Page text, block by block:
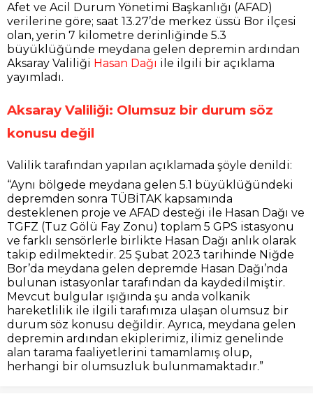
Afet ve Acil Durum Yönetimi Başkanlığı (AFAD)
verilerine göre; saat 13.27’de merkez üssü Bor ilçesi
olan, yerin 7 kilometre derinliğinde 5.3
büyüklüğünde meydana gelen depremin ardından
Aksaray Valiliği Hasan Dağı ile ilgili bir açıklama
yayımladı.
Aksaray Valiliği: Olumsuz bir durum söz
konusu değil
Valilik tarafından yapılan açıklamada şöyle denildi:
“Aynı bölgede meydana gelen 5.1 büyüklüğündeki
depremden sonra TÜBİTAK kapsamında
desteklenen proje ve AFAD desteği ile Hasan Dağı ve
TGFZ (Tuz Gölü Fay Zonu) toplam 5 GPS istasyonu
ve farklı sensörlerle birlikte Hasan Dağı anlık olarak
takip edilmektedir. 25 Şubat 2023 tarihinde Niğde
Bor’da meydana gelen depremde Hasan Dağı’nda
bulunan istasyonlar tarafından da kaydedilmiştir.
Mevcut bulgular ışığında şu anda volkanik
hareketlilik ile ilgili tarafımıza ulaşan olumsuz bir
durum söz konusu değildir. Ayrıca, meydana gelen
depremin ardından ekiplerimiz, ilimiz genelinde
alan tarama faaliyetlerini tamamlamış olup,
herhangi bir olumsuzluk bulunmamaktadır.”